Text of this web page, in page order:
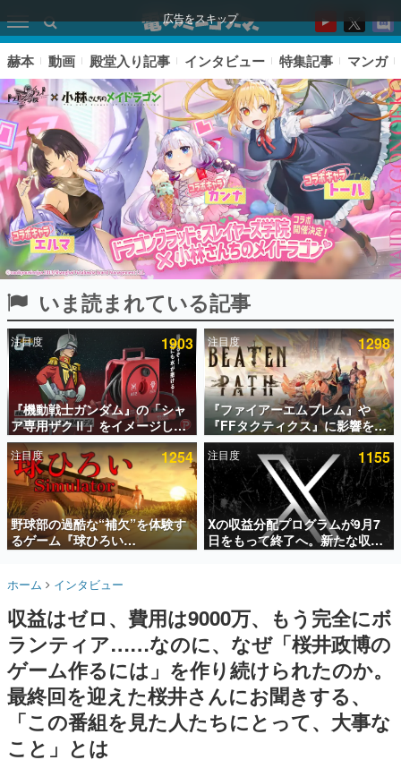
広告をスキップ
ピックアップ
電ファミのいま読まれている記事ランキング
アプリセール情報
インタビュー
連載・特集一覧
殿堂入り記事
SNS拡散数が数千以上！ ページビュー数万以上！ などな
ど。多くの人々に読まれた、電ファミ渾身の“殿堂入り”記
事をまとめました。
名作ゲームクリエイターの方々に製作時のエピソードをお
きます。
赫本
この物語を解いてはいけない。『赫本』は、〈試験問題〉
の形をした短編ホラー小説集です。
新世代に訊く
これからのデジタルゲーム市場を担う若きクリエイター達
の姿を追い、彼らのルーツと情熱を探っていきます。
赫本 動画 殿堂入り記事 インタビュー 特集記事 マンガ
いま読まれている記事
注目度 1903
『機動戦士ガンダム』の「シャ
ア専用ザクⅡ」をイメージした
散水ホースリールが予約開始。
本体にはシャアのパーソナルマ
ークやジオン公国軍のエンブレ
ム、型式番号などを配置
注目度 1298
『ファイアーエムブレム』や
『FFタクティクス』に影響を受
けた新作戦略RPG『Beaten
Path』2027年に発売へ。
PC（Steam）、PS5、Xbox、
Switch向けにリリース予定
注目度 1254
野球部の過酷な“補欠”を体験す
るゲーム『球ひろい
Simulator』が「1件」のウィッ
対応しSNSで話題に。『キング
プロ野球選手から称賛の声
注目度 1155
Xの収益分配プログラムが9月7
日をもって終了へ。新たな収益
化制度「Original Content
ホーム インタビュー
収益はゼロ、費用は9000万、もう完全にボ
ランティア……なのに、なぜ「桜井政博の
ゲーム作るには」を作り続けられたのか。
最終回を迎えた桜井さんにお聞きする、
「この番組を見た人たちにとって、大事な
こと」とは